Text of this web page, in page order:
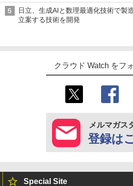
日立、生成AIと数理最適化技術で製
立案する技術を開発
クラウド Watch をフ
メルマガス
登録は
Special Site